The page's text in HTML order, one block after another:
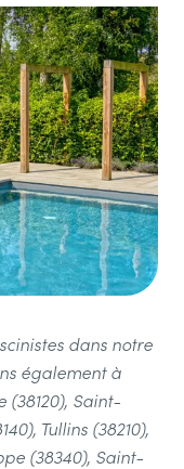
dans notre
également à
(38120), Saint-
Tullins (38210),
(38340), Saint-